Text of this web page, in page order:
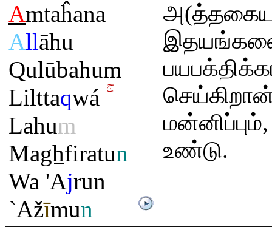
Amtaĥana
Allāhu
Qulūbahum
Lilttaqwá
Lahum
Maghfiratun
Wa 'Ajrun
`Ažīmun
உண்டு.